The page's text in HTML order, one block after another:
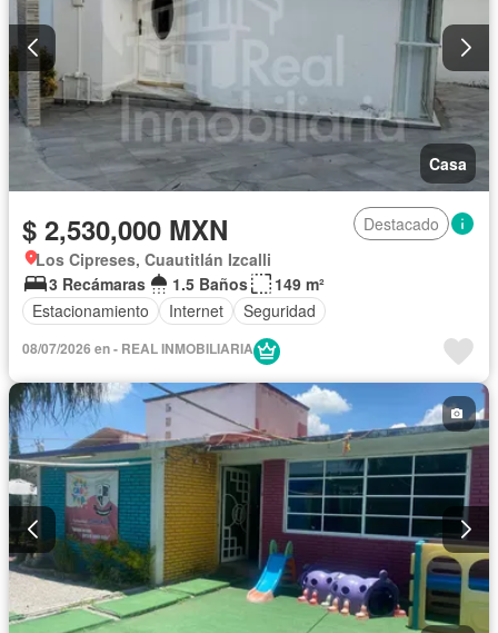
Casa
$ 2,530,000 MXN
Destacado
Los Cipreses, Cuautitlán Izcalli
3 Recámaras
1.5 Baños
149 m²
Estacionamiento
Internet Seguridad
08/07/2026 en - REAL INMOBILIARIA